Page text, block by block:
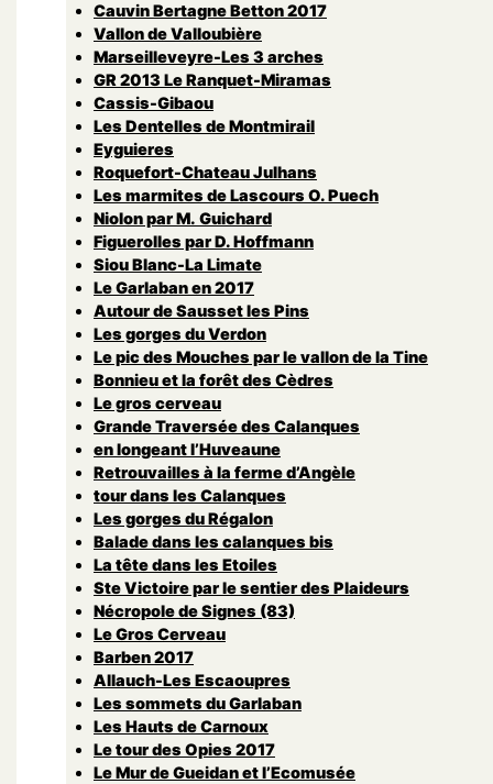
Cauvin Bertagne Betton 2017
Vallon de Valloubière
Marseilleveyre-Les 3 arches
GR 2013 Le Ranquet-Miramas
Cassis-Gibaou
Les Dentelles de Montmirail
Eyguieres
Roquefort-Chateau Julhans
Les marmites de Lascours O. Puech
Niolon par M. Guichard
Figuerolles par D. Hoffmann
Siou Blanc-La Limate
Le Garlaban en 2017
Autour de Sausset les Pins
Les gorges du Verdon
Le pic des Mouches par le vallon de la Tine
Bonnieu et la forêt des Cèdres
Le gros cerveau
Grande Traversée des Calanques
en longeant l’Huveaune
Retrouvailles à la ferme d’Angèle
tour dans les Calanques
Les gorges du Régalon
Balade dans les calanques bis
La tête dans les Etoiles
Ste Victoire par le sentier des Plaideurs
Nécropole de Signes (83)
Le Gros Cerveau
Barben 2017
Allauch-Les Escaoupres
Les sommets du Garlaban
Les Hauts de Carnoux
Le tour des Opies 2017
Le Mur de Gueidan et l’Ecomusée